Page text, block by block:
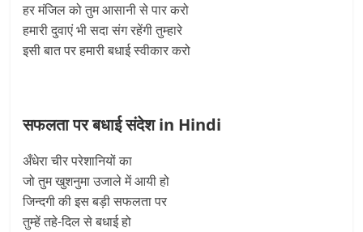
हर मंजिल को तुम आसानी से पार करो
हमारी दुवाएं भी सदा संग रहेंगी तुम्हारे
इसी बात पर हमारी बधाई स्वीकार करो
सफलता पर बधाई संदेश in Hindi
अँधेरा चीर परेशानियों का
जो तुम खुशनुमा उजाले में आयी हो
जिन्दगी की इस बड़ी सफलता पर
तुम्हें तहे-दिल से बधाई हो